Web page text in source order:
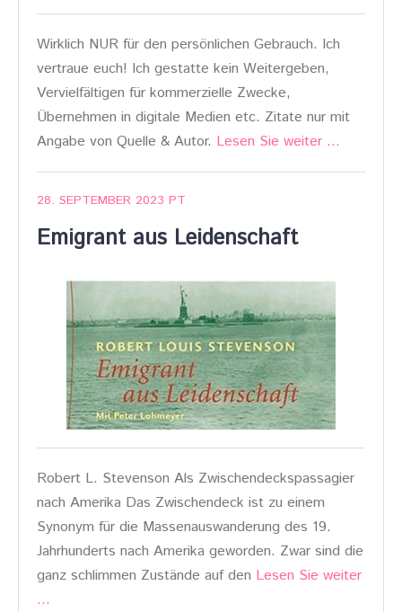
Wirklich NUR für den persönlichen Gebrauch. Ich
vertraue euch! Ich gestatte kein Weitergeben,
Vervielfältigen für kommerzielle Zwecke,
Übernehmen in digitale Medien etc. Zitate nur mit
Angabe von Quelle & Autor. Lesen Sie weiter …
28. SEPTEMBER 2023 PT
Emigrant aus Leidenschaft
Robert L. Stevenson Als Zwischendeckspassagier
nach Amerika Das Zwischendeck ist zu einem
Synonym für die Massenauswanderung des 19.
Jahrhunderts nach Amerika geworden. Zwar sind die
ganz schlimmen Zustände auf den Lesen Sie weiter
…